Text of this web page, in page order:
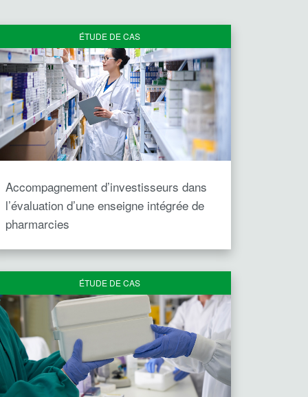
ÉTUDE DE CAS
Accompagnement d’investisseurs dans
l’évaluation d’une enseigne intégrée de
pharmarcies
ÉTUDE DE CAS